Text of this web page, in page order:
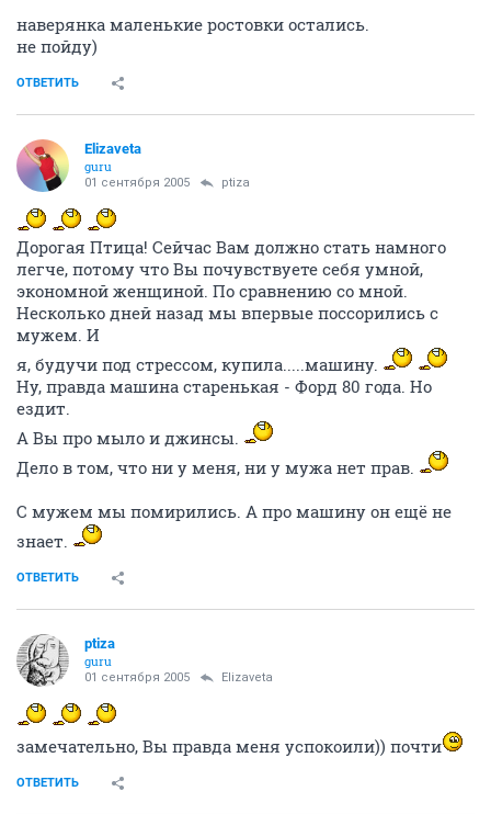
наверянка маленькие ростовки остались.
не пойду)
ОТВЕТИТЬ
Elizaveta
guru
01 сентября 2005 ptiza
Дорогая Птица! Сейчас Вам должно стать намного
легче, потому что Вы почувствуете себя умной,
экономной женщиной. По сравнению со мной.
Несколько дней назад мы впервые поссорились с
мужем. И
я, будучи под стрессом, купила.....машину.
Ну, правда машина старенькая - Форд 80 года. Но
ездит.
А Вы про мыло и джинсы.
Дело в том, что ни у меня, ни у мужа нет прав.
С мужем мы помирились. А про машину он ещё не
знает.
ОТВЕТИТЬ
ptiza
guru
01 сентября 2005 Elizaveta
замечательно, Вы правда меня успокоили)) почти
ОТВЕТИТЬ